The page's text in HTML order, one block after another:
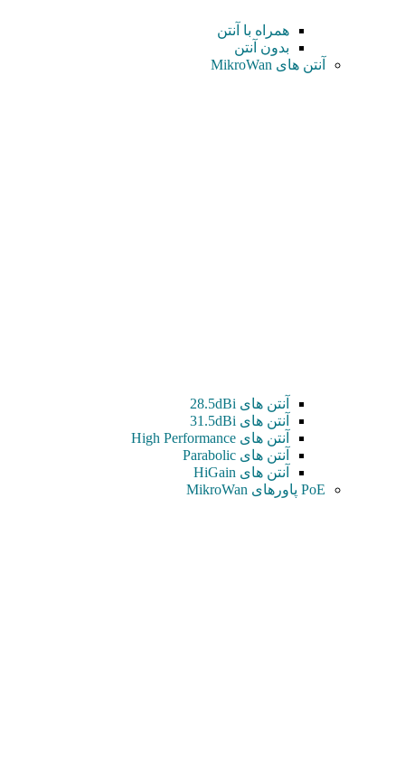
همراه با آنتن
بدون آنتن
آنتن های MikroWan
آنتن های 28.5dBi
آنتن های 31.5dBi
آنتن های High Performance
آنتن های Parabolic
آنتن های HiGain
PoE پاورهای MikroWan